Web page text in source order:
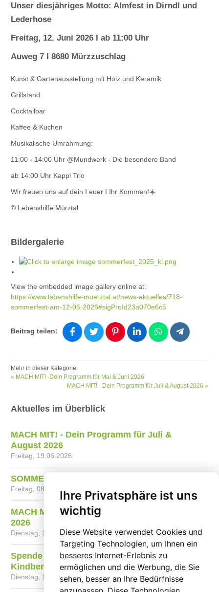
Ihre Privatsphäre ist uns
wichtig
Diese Website verwendet Cookies und
Targeting Technologien, um Ihnen ein
besseres Internet-Erlebnis zu
ermöglichen und die Werbung, die Sie
sehen, besser an Ihre Bedürfnisse
Unser diesjähriges Motto: Almfest in Dirndl und
Lederhose
Freitag, 12. Juni 2026 I ab 11:00 Uhr
Auweg 7 I 8680 Mürzzuschlag
Kunst & Gartenausstellung mit Holz und Keramik
Grillstand
Cocktailbar
Kaffee & Kuchen
Musikalische Umrahmung:
11:00 - 14:00 Uhr @Mundwerk - Die besondere Band
ab 14:00 Uhr Kappl Trio
Wir freuen uns auf dein I euer I Ihr Kommen!☀️
© Lebenshilfe Mürztal
Bildergalerie
View the embedded image gallery online at:
https://www.lebenshilfe-muerztal.at/news-aktuelles/718-
sommerfest-am-12-06-2026#sigProId23a070e6c5
Beitrag teilen:
Mehr in dieser Kategorie:
« MACH MIT! -Dein Programm für Mai & Juni 2026
MACH MIT! - Dein Programm für Juli & August 2026 »
Aktuelles im Überblick
MACH MIT! - Dein Programm für Juli &
August 2026
Freitag, 19.06.2026
SOMMERFEST am 12.06.2026
Freitag, 08.05.2026
MACH MIT! -Dein Programm für Mai & Juni
2026
Dienstag, 14.04.2026
Spende Annemarie Wiltschi, Gewinnerin der
Kindberger Weihnachtsverlosung
Dienstag, 10.02.2026